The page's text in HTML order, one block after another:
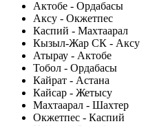
Актобе - Ордабасы
Аксу - Окжетпес
Каспий - Махтаарал
Кызыл-Жар СК - Аксу
Атырау - Актобе
Тобол - Ордабасы
Кайрат - Астана
Кайсар - Жетысу
Махтаарал - Шахтер
Окжетпес - Каспий